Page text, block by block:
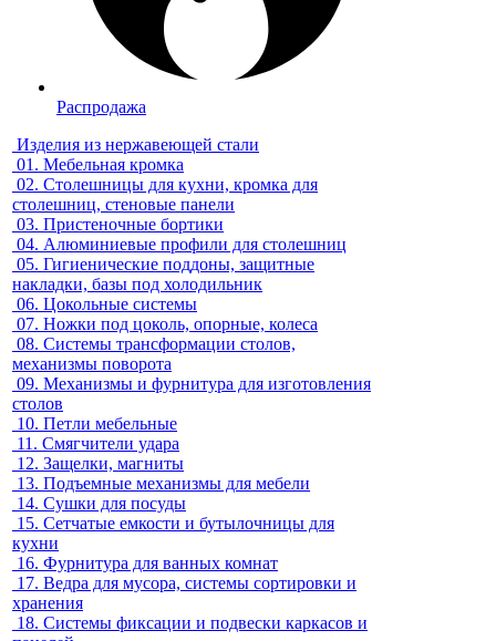
Распродажа
Изделия из нержавеющей стали
01. Мебельная кромка
02. Столешницы для кухни, кромка для
столешниц, стеновые панели
03. Пристеночные бортики
04. Алюминиевые профили для столешниц
05. Гигиенические поддоны, защитные
накладки, базы под холодильник
06. Цокольные системы
07. Ножки под цоколь, опорные, колеса
08. Системы трансформации столов,
механизмы поворота
09. Механизмы и фурнитура для изготовления
столов
10. Петли мебельные
11. Смягчители удара
12. Защелки, магниты
13. Подъемные механизмы для мебели
14. Сушки для посуды
15. Сетчатые емкости и бутылочницы для
кухни
16. Фурнитура для ванных комнат
17. Ведра для мусора, системы сортировки и
хранения
18. Системы фиксации и подвески каркасов и